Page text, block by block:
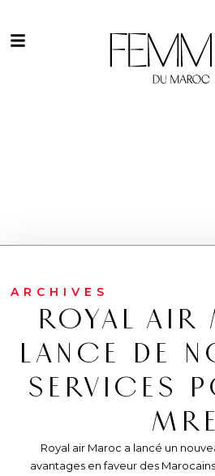
ARCHIVES
ROYAL AIR
LANCE DE
SERVICES
MRE
Royal air Maroc a lancé un
avantages en faveur des